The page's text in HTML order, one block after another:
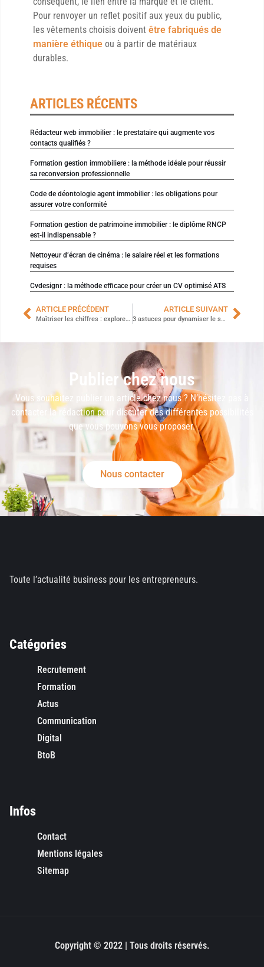
Pour renvoyer un reflet positif aux yeux du public,
les vêtements choisis doivent être fabriqués de
manière éthique ou à partir de matériaux
durables.
ARTICLES RÉCENTS
Rédacteur web immobilier : le prestataire qui augmente vos
contacts qualifiés ?
Formation gestion immobiliere : la méthode idéale pour réussir
sa reconversion professionnelle
Code de déontologie agent immobilier : les obligations pour
assurer votre conformité
Formation gestion de patrimoine immobilier : le diplôme RNCP
est-il indispensable ?
Nettoyeur d’écran de cinéma : le salaire réel et les formations
requises
Cvdesignr : la méthode efficace pour créer un CV optimisé ATS
ARTICLE PRÉCÉDENT
Maîtriser les chiffres : explorez les meilleures formations comptables disponibles
ARTICLE SUIVANT
3 astuces pour dynamiser le service client de votre entreprise
Publier chez nous
Vous souhaitez publier un article chez nous ? N’hésitez pas à
contacter la rédaction pour discuter des différentes possibilités
que vous pouvons vous proposer.
Nous contacter
Toute l’actualité business pour les entrepreneurs.
Catégories
Recrutement
Formation
Actus
Communication
Digital
BtoB
Infos
Contact
Mentions légales
Sitemap
Copyright © 2022 | Tous droits réservés.